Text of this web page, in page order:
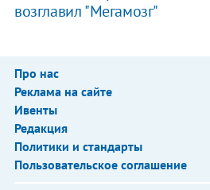
возглавил "Мегамозг"
Про нас
Реклама на сайте
Ивенты
Редакция
Политики и стандарты
Пользовательское соглашение